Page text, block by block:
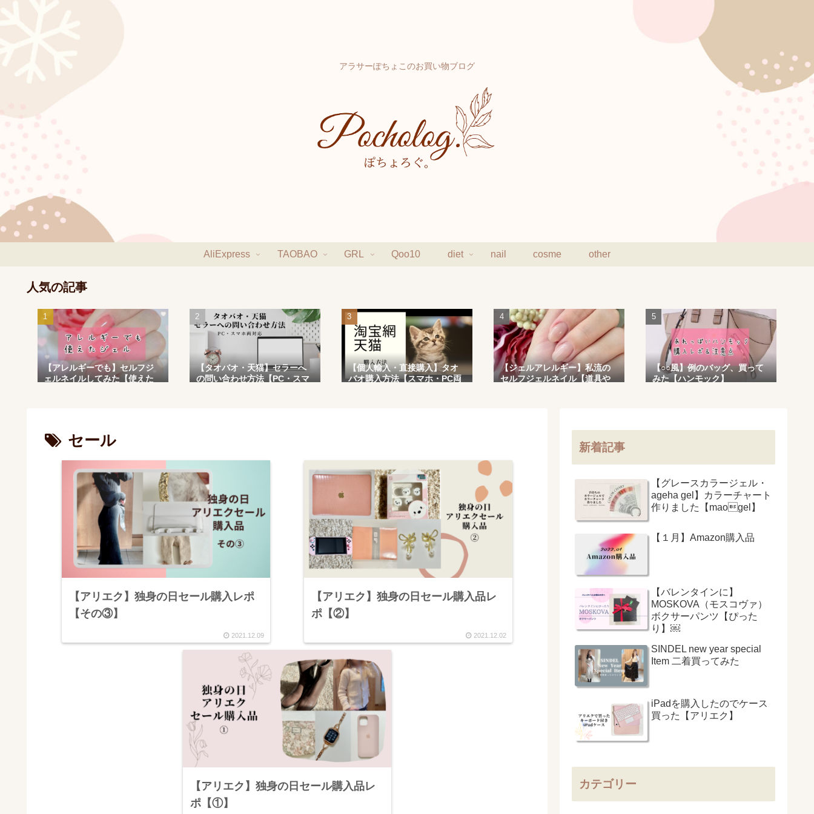
アラサーぽちょこのお買い物ブログ
AliExpress TAOBAO GRL Qoo10 diet nail cosme other
人気の記事
【アレルギーでも】セルフジ
ェルネイルしてみた【使えた
【タオバオ・天猫】セラーへ
の問い合わせ方法【PC・スマ
【個人輸入・直接購入】タオ
バオ購入方法【スマホ・PC両
【ジェルアレルギー】私流の
セルフジェルネイル【道具や
【○○風】例のバッグ、買って
みた【ハンモック】
セール
【アリエク】独身の日セール購入レポ
【その③】
2021.12.09
【アリエク】独身の日セール購入品レ
ポ【②】
2021.12.02
【アリエク】独身の日セール購入品レ
ポ【①】
新着記事
【グレースカラージェル・
ageha gel】カラーチャート
作りました【maogel】
【１月】Amazon購入品
【バレンタインに】
MOSKOVA（モスコヴァ）
ボクサーパンツ【ぴった
り】￼
SINDEL new year special
Item 二着買ってみた
iPadを購入したのでケース
買った【アリエク】
カテゴリー